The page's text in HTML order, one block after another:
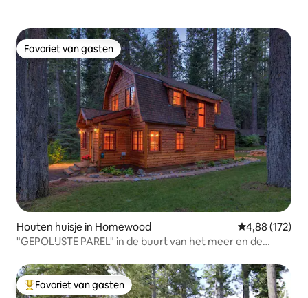
Favoriet van gasten
Favoriet van gasten
Houten huisje in Homewood Gemiddelde
4,88 (172)
"GEPOLIJSTE PAREL" in de buurt van het meer en de
Topfavoriet van gasten
Favoriet van gasten